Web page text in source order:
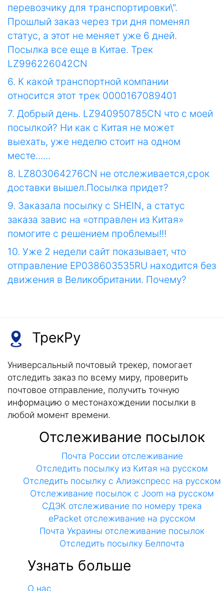
перевозчику для транспортировки\".
Прошлый заказ через три дня поменял
статус, а этот не меняет уже 6 дней.
Посылка все еще в Китае. Трек
LZ996226042CN
6. К какой транспортной компании
относится этот трек 0000167089401
7. Добрый день. LZ940950785CN что с моей
посылкой? Ни как с Китая не может
выехать, уже неделю стоит на одном
месте......
8. LZ803064276CN не отслеживается,срок
доставки вышел.Посылка придет?
9. Заказала посылку с SHEIN, а статус
заказа завис на «отправлен из Китая»
помогите с решением проблемы!!!
10. Уже 2 недели сайт показывает, что
отправление EP038603535RU находится без
движения в Великобритании. Почему?
ТрекРу
Универсальный почтовый трекер, помогает
отследить заказ по всему миру, проверить
почтовое отправление, получить точную
информацию о местонахождении посылки в
любой момент времени.
Отслеживание посылок
Почта России отслеживание
Отследить посылку из Китая на русском
Отследить посылку с Алиэкспресс на русском
Отслеживание посылок с Joom на русском
СДЭК отслеживание по номеру трека
ePacket отслеживание на русском
Почта Украины отслеживание посылок
Отследить посылку Белпочта
Узнать больше
О нас